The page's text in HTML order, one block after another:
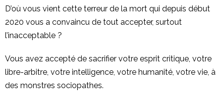
D’où vous vient cette terreur de la mort qui depuis début
2020 vous a convaincu de tout accepter, surtout
l’inacceptable ?
Vous avez accepté de sacrifier votre esprit critique, votre
libre-arbitre, votre intelligence, votre humanité, votre vie, à
des monstres sociopathes.